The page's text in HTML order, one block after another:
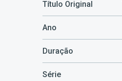
Título Original
Ano
Duração
Série